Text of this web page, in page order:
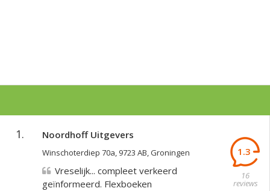
1. Noordhoff Uitgevers
Winschoterdiep 70a, 9723 AB, Groningen 1.3
16
reviews
Vreselijk... compleet verkeerd
geïnformeerd. Flexboeken